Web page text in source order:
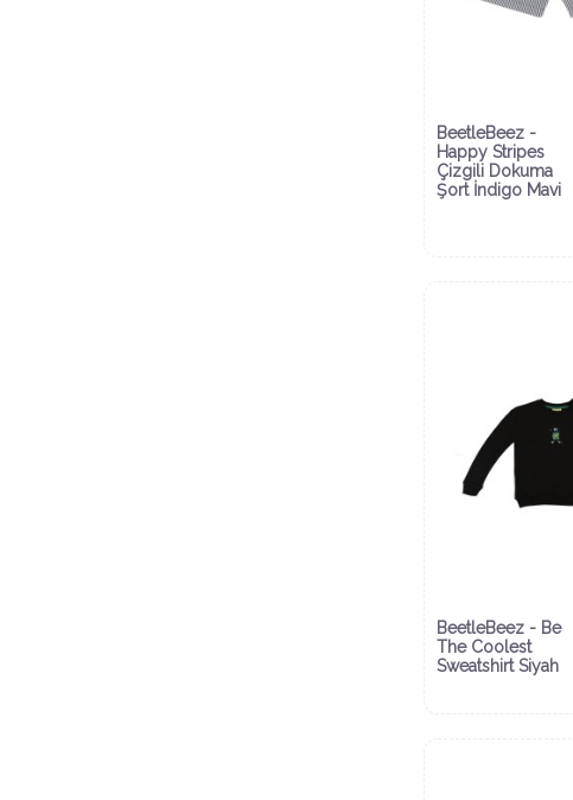
BeetleBeez -
Happy Stripes
Çizgili Dokuma
Şort İndigo Mavi
BeetleBeez - Be
The Coolest
Sweatshirt Siyah